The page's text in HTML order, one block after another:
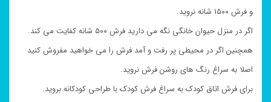
و فرش ۱۵۰۰ شانه نروید.
اگر در منزل حیوان خانگی نگه می دارید فرش ۵۰۰ شانه کفایت می کند.
همچنین اگر در محیطی پر رفت و آمد فرش را می خواهید مفروش کنید
اصلا به سراغ رنگ های روشن فرش نروید.
برای فرش اتاق کودک به سراغ فرش کودک با طراحی کودکانه بروید.